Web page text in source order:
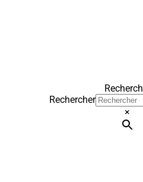
Rechercher
×